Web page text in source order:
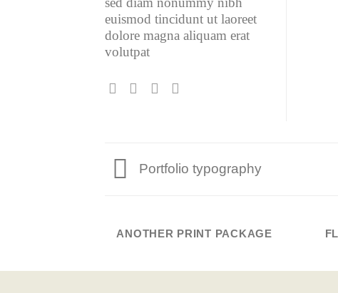
euismod tincidunt ut laoreet
dolore magna aliquam erat
volutpat
Portfolio typography
ANOTHER PRINT PACKAGE